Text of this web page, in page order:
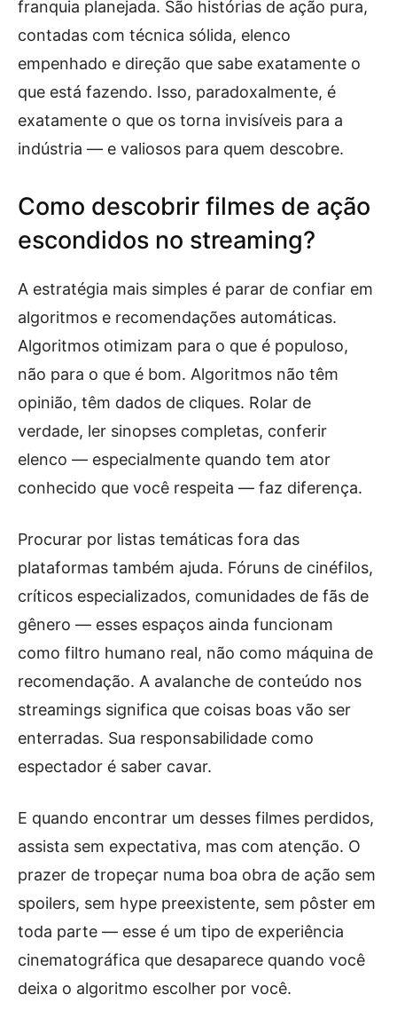
franquia planejada. São histórias de ação pura,
contadas com técnica sólida, elenco
empenhado e direção que sabe exatamente o
que está fazendo. Isso, paradoxalmente, é
exatamente o que os torna invisíveis para a
indústria — e valiosos para quem descobre.
Como descobrir filmes de ação
escondidos no streaming?
A estratégia mais simples é parar de confiar em
algoritmos e recomendações automáticas.
Algoritmos otimizam para o que é populoso,
não para o que é bom. Algoritmos não têm
opinião, têm dados de cliques. Rolar de
verdade, ler sinopses completas, conferir
elenco — especialmente quando tem ator
conhecido que você respeita — faz diferença.
Procurar por listas temáticas fora das
plataformas também ajuda. Fóruns de cinéfilos,
críticos especializados, comunidades de fãs de
gênero — esses espaços ainda funcionam
como filtro humano real, não como máquina de
recomendação. A avalanche de conteúdo nos
streamings significa que coisas boas vão ser
enterradas. Sua responsabilidade como
espectador é saber cavar.
E quando encontrar um desses filmes perdidos,
assista sem expectativa, mas com atenção. O
prazer de tropeçar numa boa obra de ação sem
spoilers, sem hype preexistente, sem pôster em
toda parte — esse é um tipo de experiência
cinematográfica que desaparece quando você
deixa o algoritmo escolher por você.